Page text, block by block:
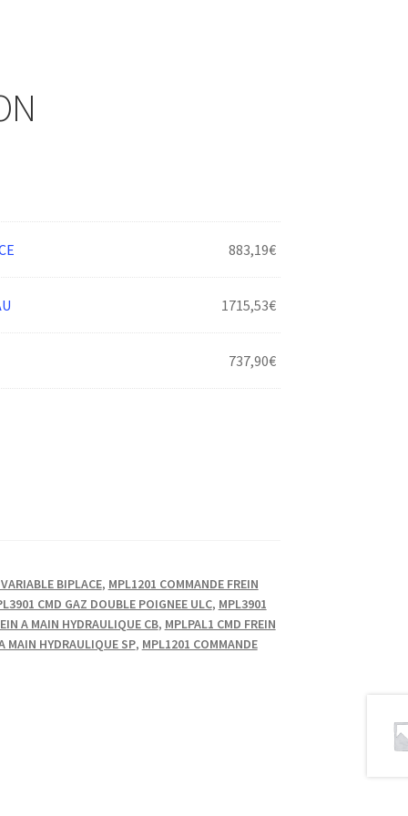
883,19€
1715,53€
737,90€
BIPLACE, MPL1201 COMMANDE FREIN
CMD GAZ DOUBLE POIGNEE ULC, MPL3901
A MAIN HYDRAULIQUE CB, MPLPAL1 CMD FREIN
MAIN HYDRAULIQUE SP, MPL1201 COMMANDE